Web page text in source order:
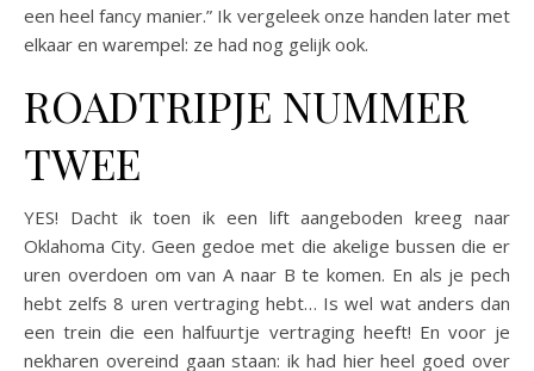
een heel fancy manier.” Ik vergeleek onze handen later met
elkaar en warempel: ze had nog gelijk ook.
ROADTRIPJE NUMMER
TWEE
YES! Dacht ik toen ik een lift aangeboden kreeg naar
Oklahoma City. Geen gedoe met die akelige bussen die er
uren overdoen om van A naar B te komen. En als je pech
hebt zelfs 8 uren vertraging hebt… Is wel wat anders dan
een trein die een halfuurtje vertraging heeft! En voor je
nekharen overeind gaan staan: ik had hier heel goed over